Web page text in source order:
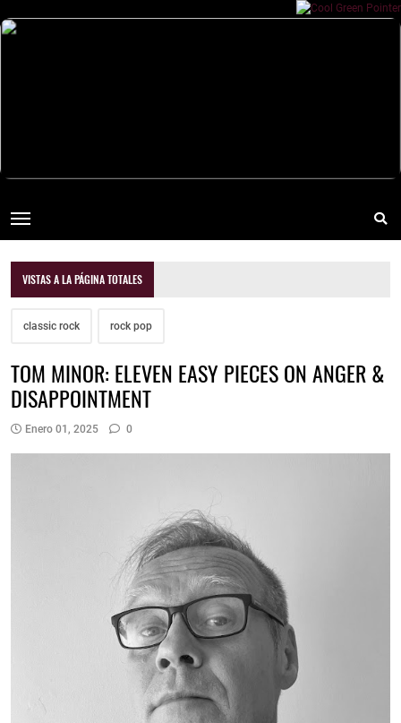
VISTAS A LA PÁGINA TOTALES
classic rock rock pop
TOM MINOR: ELEVEN EASY PIECES ON ANGER &
DISAPPOINTMENT
Enero 01, 2025 0